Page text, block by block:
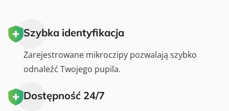
Szybka identyfikacja
Zarejestrowane mikroczipy pozwalają szybko
odnaleźć Twojego pupila.
Dostępność 24/7